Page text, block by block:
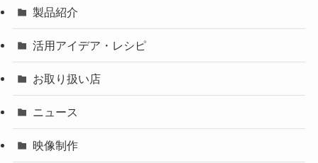
製品紹介
活用アイデア・レシピ
お取り扱い店
ニュース
映像制作